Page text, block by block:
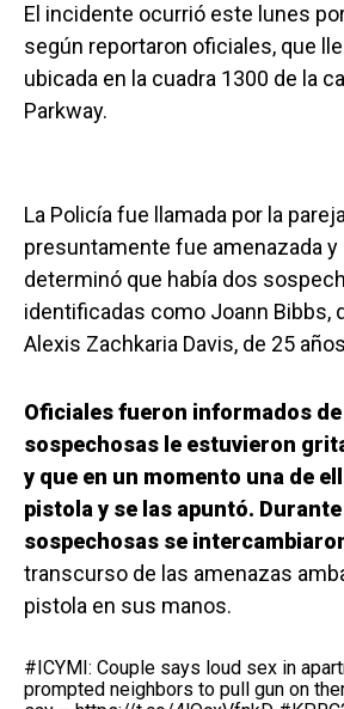
El incidente ocurrió este lunes
según reportaron oficiales, que
ubicada en la cuadra 1300 de la
Parkway.
La Policía fue llamada por la
presuntamente fue amenazada y
determinó que había dos
identificadas como Joann Bibbs,
Alexis Zachkaria Davis, de 25
Oficiales fueron informados
sospechosas le estuvieron
y que en un momento una de
pistola y se las apuntó.
sospechosas se
transcurso de las amenazas
pistola en sus manos.
#ICYMI: Couple says loud sex in
prompted neighbors to pull gun on